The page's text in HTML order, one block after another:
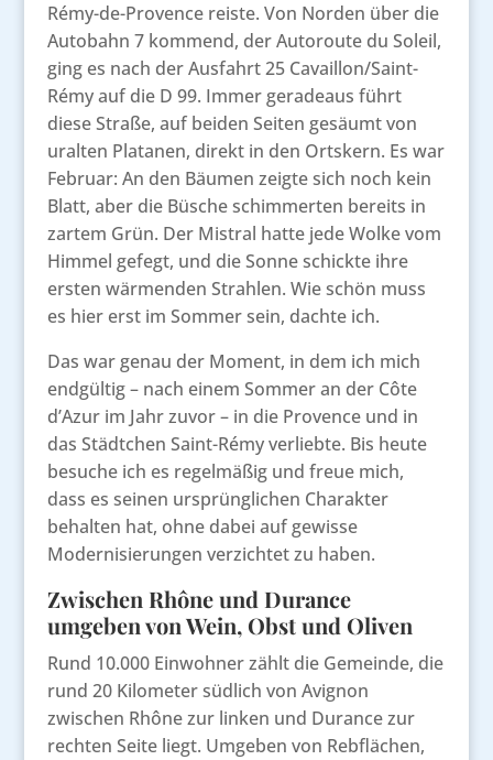
Rémy-de-Provence reiste. Von Norden über die
Autobahn 7 kommend, der Autoroute du Soleil,
ging es nach der Ausfahrt 25 Cavaillon/Saint-
Rémy auf die D 99. Immer geradeaus führt
diese Straße, auf beiden Seiten gesäumt von
uralten Platanen, direkt in den Ortskern. Es war
Februar: An den Bäumen zeigte sich noch kein
Blatt, aber die Büsche schimmerten bereits in
zartem Grün. Der Mistral hatte jede Wolke vom
Himmel gefegt, und die Sonne schickte ihre
ersten wärmenden Strahlen. Wie schön muss
es hier erst im Sommer sein, dachte ich.
Das war genau der Moment, in dem ich mich
endgültig – nach einem Sommer an der Côte
d’Azur im Jahr zuvor – in die Provence und in
das Städtchen Saint-Rémy verliebte. Bis heute
besuche ich es regelmäßig und freue mich,
dass es seinen ursprünglichen Charakter
behalten hat, ohne dabei auf gewisse
Modernisierungen verzichtet zu haben.
Zwischen Rhône und Durance
umgeben von Wein, Obst und Oliven
Rund 10.000 Einwohner zählt die Gemeinde, die
rund 20 Kilometer südlich von Avignon
zwischen Rhône zur linken und Durance zur
rechten Seite liegt. Umgeben von Rebflächen,